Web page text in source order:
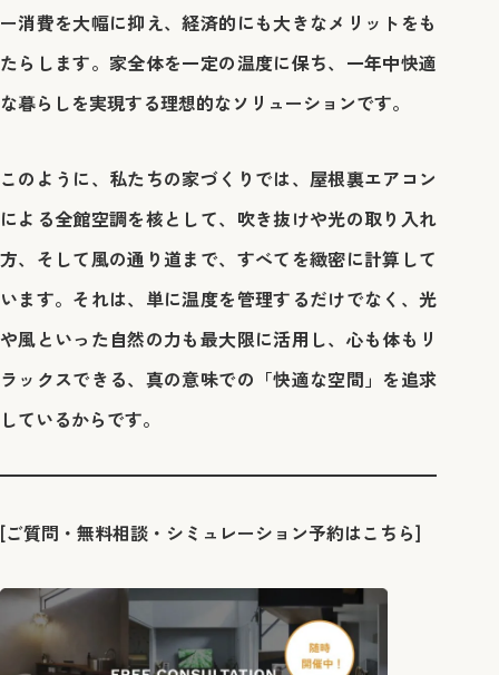
ー消費を大幅に抑え、経済的にも大きなメリットをも
たらします。家全体を一定の温度に保ち、一年中快適
な暮らしを実現する理想的なソリューションです。
このように、私たちの家づくりでは、屋根裏エアコン
による全館空調を核として、吹き抜けや光の取り入れ
方、そして風の通り道まで、すべてを緻密に計算して
います。それは、単に温度を管理するだけでなく、光
や風といった自然の力も最大限に活用し、心も体もリ
ラックスできる、真の意味での「快適な空間」を追求
しているからです。
[ご質問・無料相談・シミュレーション予約はこちら]